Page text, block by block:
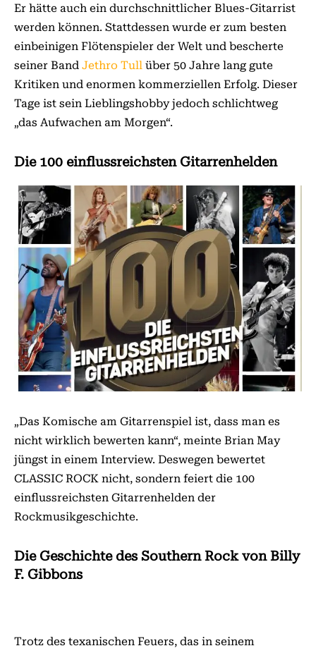
Er hätte auch ein durchschnittlicher Blues-Gitarrist
werden können. Stattdessen wurde er zum besten
einbeinigen Flötenspieler der Welt und bescherte
seiner Band Jethro Tull über 50 Jahre lang gute
Kritiken und enormen kommerziellen Erfolg. Dieser
Tage ist sein Lieblingshobby jedoch schlichtweg
„das Aufwachen am Morgen“.
Die 100 einflussreichsten Gitarrenhelden
„Das Komische am Gitarrenspiel ist, dass man es
nicht wirklich bewerten kann“, meinte Brian May
jüngst in einem Interview. Deswegen bewertet
CLASSIC ROCK nicht, sondern feiert die 100
einflussreichsten Gitarrenhelden der
Rockmusikgeschichte.
Die Geschichte des Southern Rock von Billy
F. Gibbons
Trotz des texanischen Feuers, das in seinem